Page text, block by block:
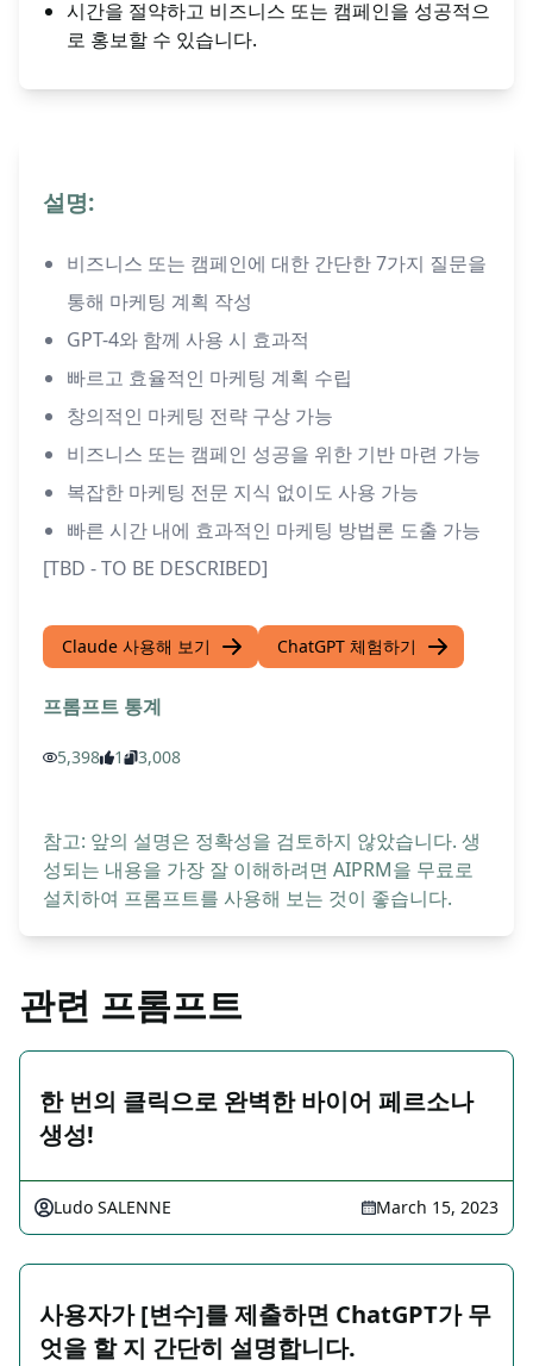
시간을 절약하고 비즈니스 또는 캠페인을 성공적으
로 홍보할 수 있습니다.
설명:
비즈니스 또는 캠페인에 대한 간단한 7가지 질문을
통해 마케팅 계획 작성
GPT-4와 함께 사용 시 효과적
빠르고 효율적인 마케팅 계획 수립
창의적인 마케팅 전략 구상 가능
비즈니스 또는 캠페인 성공을 위한 기반 마련 가능
복잡한 마케팅 전문 지식 없이도 사용 가능
빠른 시간 내에 효과적인 마케팅 방법론 도출 가능
[TBD - TO BE DESCRIBED]
Claude 사용해 보기 ChatGPT 체험하기
프롬프트 통계
5,398 1 3,008
참고: 앞의 설명은 정확성을 검토하지 않았습니다. 생
성되는 내용을 가장 잘 이해하려면 AIPRM을 무료로
설치하여 프롬프트를 사용해 보는 것이 좋습니다.
관련 프롬프트
한 번의 클릭으로 완벽한 바이어 페르소나
생성!
Ludo SALENNE March 15, 2023
사용자가 [변수]를 제출하면 ChatGPT가 무
엇을 할 지 간단히 설명합니다.